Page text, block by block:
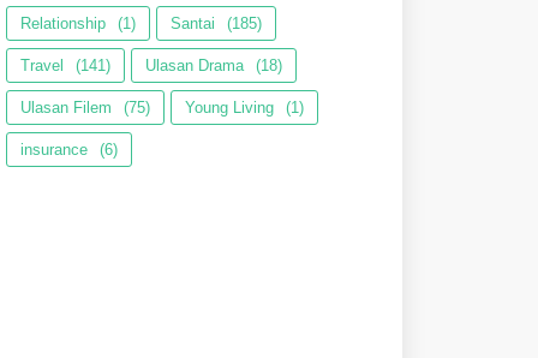
Relationship (1) Santai (185)
Travel (141) Ulasan Drama (18)
Ulasan Filem (75) Young Living (1)
insurance (6)